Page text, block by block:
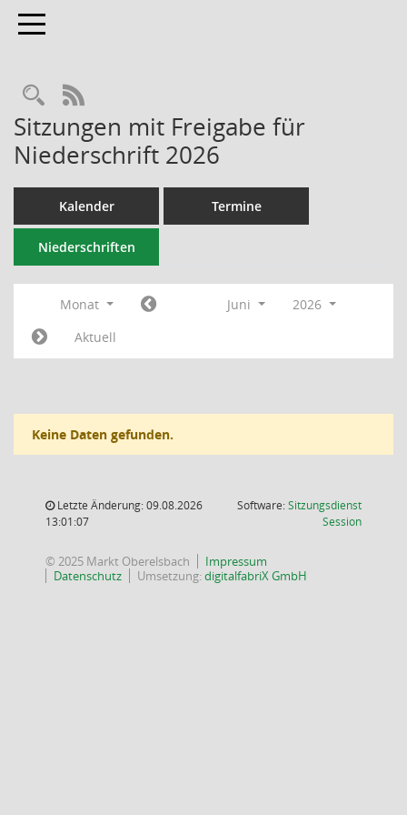
Toggle navigation
RSS-Feed
Sitzungen mit Freigabe für
Niederschrift 2026
Kalender Termine
Niederschriften
Monat Juni
2026
Aktuell
Keine Daten gefunden.
Letzte Änderung: 09.08.2026
13:01:07
Software:Sitzungsdienst
Session(Wird in
© 2025 Markt Oberelsbach
Impressum
Datenschutz
Umsetzung:digitalfabriX GmbH